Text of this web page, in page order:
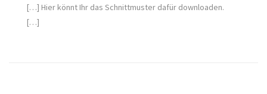
[…] Hier könnt Ihr das Schnittmuster dafür downloaden.
[…]